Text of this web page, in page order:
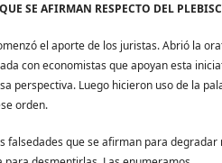
SE AFIRMAN RESPECTO DEL
el aporte de los juristas. Abrió la
con economistas que apoyan esta
perspectiva. Luego hicieron uso de la
orden.
falsedades que se afirman para degradar